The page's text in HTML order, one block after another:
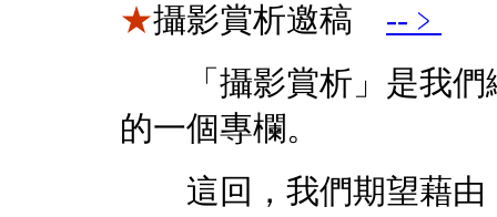
★攝影賞析邀稿
--﹥
「攝影賞析」是我們
的一個專欄。
這回，我們期望藉由